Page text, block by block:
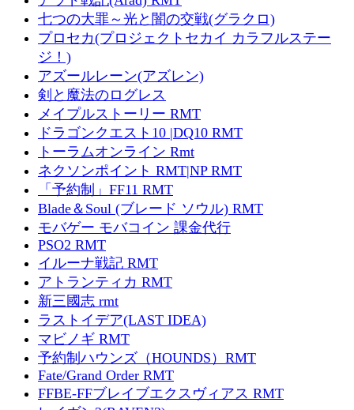
七つの大罪～光と闇の交戦(グラクロ)
プロセカ(プロジェクトセカイ カラフルステー
ジ！)
アズールレーン(アズレン)
剣と魔法のログレス
メイプルストーリー RMT
ドラゴンクエスト10 |DQ10 RMT
トーラムオンライン Rmt
ネクソンポイント RMT|NP RMT
「予約制」FF11 RMT
Blade＆Soul (ブレード ソウル) RMT
モバゲー モバコイン 課金代行
PSO2 RMT
イルーナ戦記 RMT
アトランティカ RMT
新三國志 rmt
ラストイデア(LAST IDEA)
マビノギ RMT
予約制ハウンズ（HOUNDS）RMT
Fate/Grand Order RMT
FFBE-FFブレイブエクスヴィアス RMT